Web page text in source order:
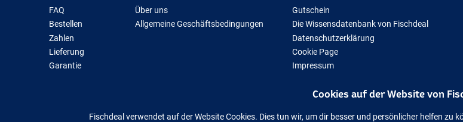
FAQ
Bestellen
Zahlen
Lieferung
Garantie
Über uns
Allgemeine Geschäftsbedingungen
Gutschein
Die Wissensdatenbank von Fischdeal
Datenschutzerklärung
Cookie Page
Impressum
Neue Angelausrüstung
Cookies auf der Website von
Fischdeal verwendet auf der Website Cookies. Dies tun wir, um dir besser und persönlicher helfen zu